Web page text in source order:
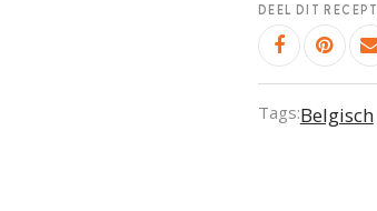
DEEL DIT RECEPT
Tags:Belgisch